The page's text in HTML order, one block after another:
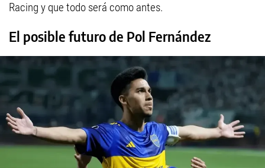
Racing y que todo será como antes.
El posible futuro de Pol Fernández